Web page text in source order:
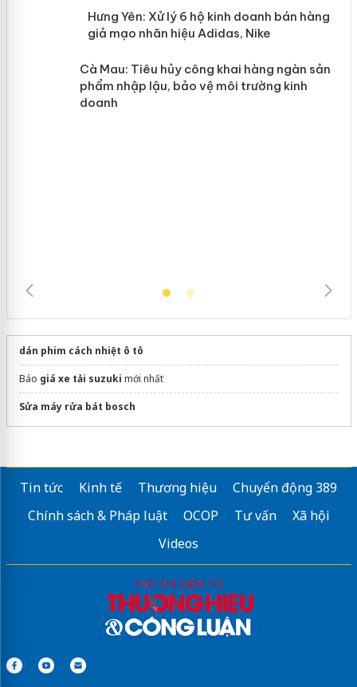
Hưng Yên: Xử lý 6 hộ kinh doanh bán
hàng giả mạo nhãn hiệu Adidas, Nike
dán phim cách nhiệt ô tô
Báo giá xe tải suzuki mới nhất
Sửa máy rửa bát bosch
Tin tức Kinh tế Thương hiệu
Chuyển động 389
Chính sách & Pháp luật
OCOP Tư vấn
Xã hội
Videos